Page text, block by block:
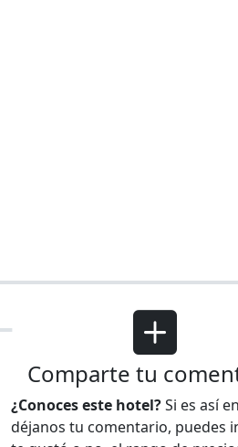
Comparte tu
¿Conoces este hotel?Si es así
déjanos tu comentario, puedes